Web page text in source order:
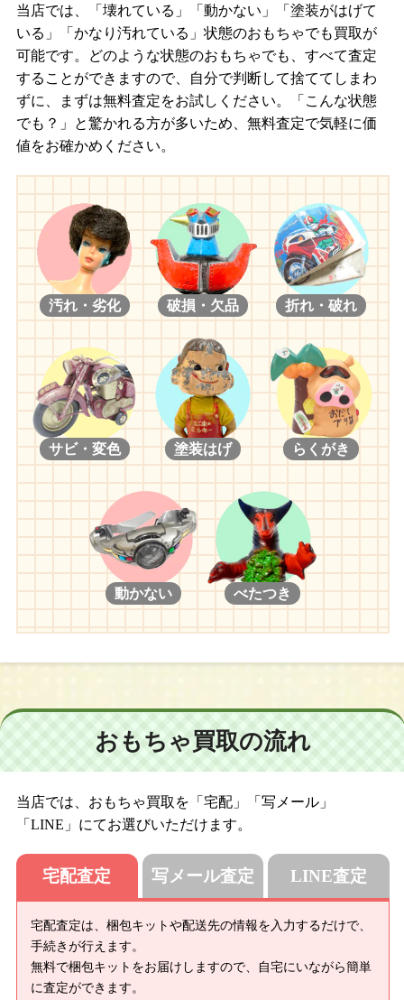
当店では、「壊れている」「動かない」「塗装がはげて
いる」「かなり汚れている」状態のおもちゃでも買取が
可能です。どのような状態のおもちゃでも、すべて査定
することができますので、自分で判断して捨ててしまわ
ずに、まずは無料査定をお試しください。「こんな状態
でも？」と驚かれる方が多いため、無料査定で気軽に価
値をお確かめください。
汚れ・劣化 破損・欠品 折れ・破れ
サビ・変色 塗装はげ らくがき
動かない べたつき
おもちゃ買取の流れ
当店では、おもちゃ買取を「宅配」「写メール」
「LINE」にてお選びいただけます。
宅配査定
宅配査定は、梱包キットや配送先の情報を入力するだけで、
手続きが行えます。
無料で梱包キットをお届けしますので、自宅にいながら簡単
に査定ができます。
写メール査定 LINE査定